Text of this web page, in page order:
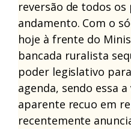
reversão de todos os
andamento. Com o
hoje à frente do
bancada ruralista
poder legislativo
agenda, sendo essa
aparente recuo em
recentemente